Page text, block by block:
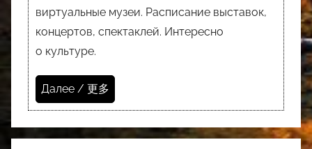
виртуальные музеи. Расписание выставок,
концертов, спектаклей. Интересно
о культуре.
Далее / 更多